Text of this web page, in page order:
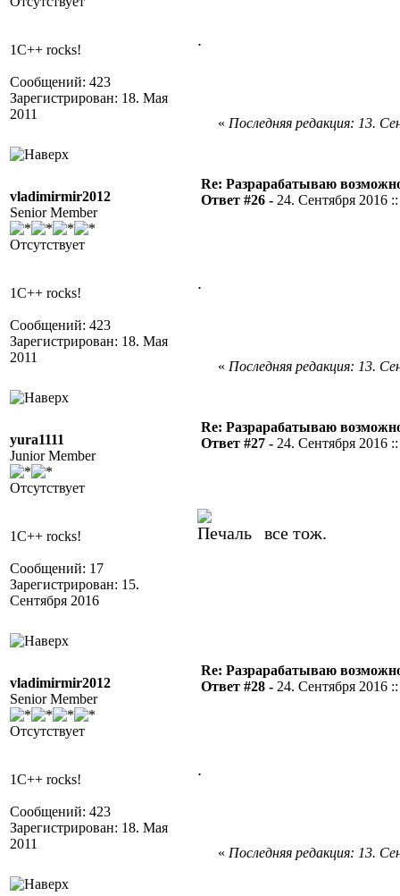
1C++ rocks!
Сообщений: 423
Зарегистрирован: 18. Мая
2011
.
« Последняя редакция: 13.
vladimirmir2012
Senior Member
Отсутствует
1C++ rocks!
Сообщений: 423
Зарегистрирован: 18. Мая
2011
Re: Разрарабатываю
Ответ #26 - 24. Сентября 2016
.
« Последняя редакция: 13.
yura1111
Junior Member
Отсутствует
1C++ rocks!
Сообщений: 17
Зарегистрирован: 15.
Сентября 2016
Re: Разрарабатываю
Ответ #27 - 24. Сентября 2016
все тож.
vladimirmir2012
Senior Member
Отсутствует
1C++ rocks!
Сообщений: 423
Зарегистрирован: 18. Мая
2011
Re: Разрарабатываю
Ответ #28 - 24. Сентября 2016
.
« Последняя редакция: 13.